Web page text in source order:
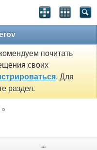
почитать
своих
. Для
раздел.
...